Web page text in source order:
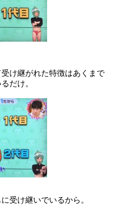
け継がれた特徴はあくまで
だけ。
受け継いでいるから。